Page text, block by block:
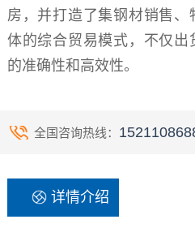
房，并打造了集钢材销售
体的综合贸易模式，不仅
的准确性和高效性。
全国咨询热线：
详情介绍